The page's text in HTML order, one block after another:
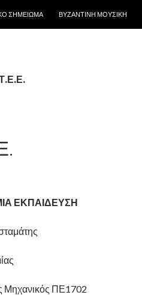
ΣΗΜΕΙΩΜΑ ΒΥΖΑΝΤΙΝΗ ΜΟΥΣΙΚΗ
ΕΚΠΑΙΔΕΥΣΗ
Μηχανικός ΠΕ1702